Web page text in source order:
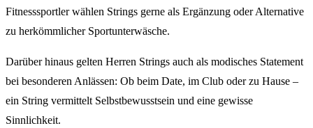
Fitnesssportler wählen Strings gerne als Ergänzung oder Alternative
zu herkömmlicher Sportunterwäsche.
Darüber hinaus gelten Herren Strings auch als modisches Statement
bei besonderen Anlässen: Ob beim Date, im Club oder zu Hause –
ein String vermittelt Selbstbewusstsein und eine gewisse
Sinnlichkeit.